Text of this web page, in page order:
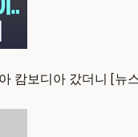
캄보디아 갔더니 [